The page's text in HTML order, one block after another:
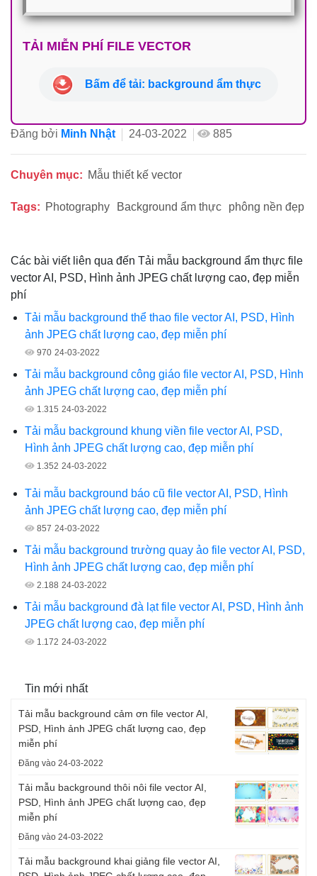
TẢI MIỄN PHÍ FILE VECTOR
Bấm để tải: background ẩm thực
Đăng bởi Minh Nhật 24-03-2022 885
Chuyên mục: Mẫu thiết kế vector
Tags: Photography Background ẩm thực phông nền đẹp
Các bài viết liên qua đến Tải mẫu background ẩm thực file
vector AI, PSD, Hình ảnh JPEG chất lượng cao, đẹp miễn
phí
Tải mẫu background thể thao file vector AI, PSD, Hình
ảnh JPEG chất lượng cao, đẹp miễn phí
970 24-03-2022
Tải mẫu background công giáo file vector AI, PSD, Hình
ảnh JPEG chất lượng cao, đẹp miễn phí
1.315 24-03-2022
Tải mẫu background khung viền file vector AI, PSD,
Hình ảnh JPEG chất lượng cao, đẹp miễn phí
1.352 24-03-2022
Tải mẫu background báo cũ file vector AI, PSD, Hình
ảnh JPEG chất lượng cao, đẹp miễn phí
857 24-03-2022
Tải mẫu background trường quay ảo file vector AI, PSD,
Hình ảnh JPEG chất lượng cao, đẹp miễn phí
2.188 24-03-2022
Tải mẫu background đà lạt file vector AI, PSD, Hình ảnh
JPEG chất lượng cao, đẹp miễn phí
1.172 24-03-2022
Tin mới nhất
Tải mẫu background cảm ơn file vector AI,
PSD, Hình ảnh JPEG chất lượng cao, đẹp
miễn phí
Đăng vào 24-03-2022
Tải mẫu background thôi nôi file vector AI,
PSD, Hình ảnh JPEG chất lượng cao, đẹp
miễn phí
Đăng vào 24-03-2022
Tải mẫu background khai giảng file vector AI,